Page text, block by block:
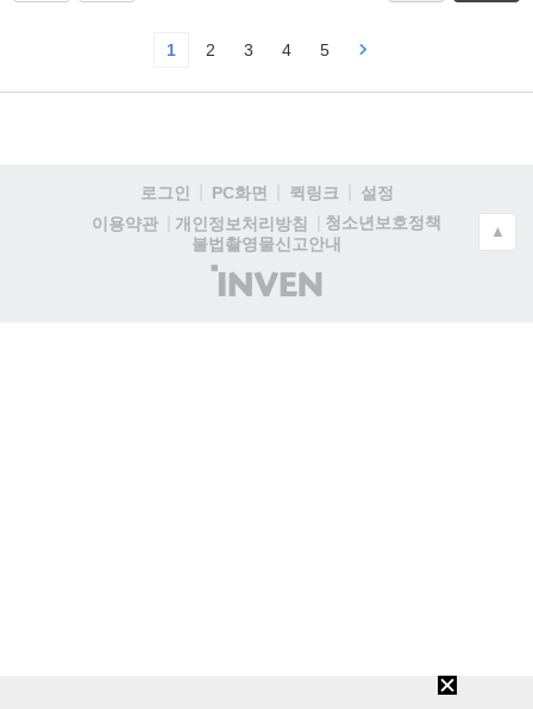
1 2 3 4 5
로그인 PC화면 퀵링크
설정
이용약관
개인정보처리방침
청소년보호정책
불법촬영물신고안내
(주)
인
▲